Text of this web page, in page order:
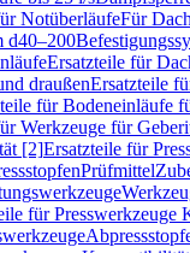
NotüberläufeFür
d40–200
Ersatzteile für
draußenErsatzteile
für Bodeneinläufe
Werkzeuge für
[2]Ersatzteile für
Prüfmittel
für Presswerkzeuge